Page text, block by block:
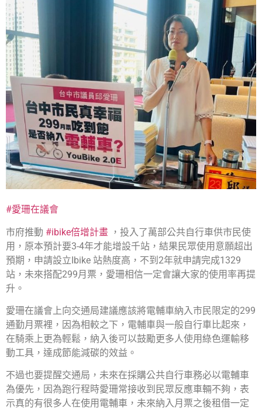
#愛珊在議會
市府推動 #ibike倍增計畫 ，投入了萬部公共自行車供市民使
用，原本預計要3-4年才能增設千站，結果民眾使用意願超出
預期，申請設立Ibike 站熱度高，不到2年就申請完成1329
站，未來搭配299月票，愛珊相信一定會讓大家的使用率再提
升。
愛珊在議會上向交通局建議應該將電輔車納入市民限定的299
通勤月票裡，因為相較之下，電輔車與一般自行車比起來，
在騎乘上更為輕鬆，納入後可以鼓勵更多人使用綠色運輸移
動工具，達成節能減碳的效益。
不過也要提醒交通局，未來在採購公共自行車務必以電輔車
為優先，因為跑行程時愛珊常接收到民眾反應車輛不夠，表
示真的有很多人在使用電輔車，未來納入月票之後租借一定